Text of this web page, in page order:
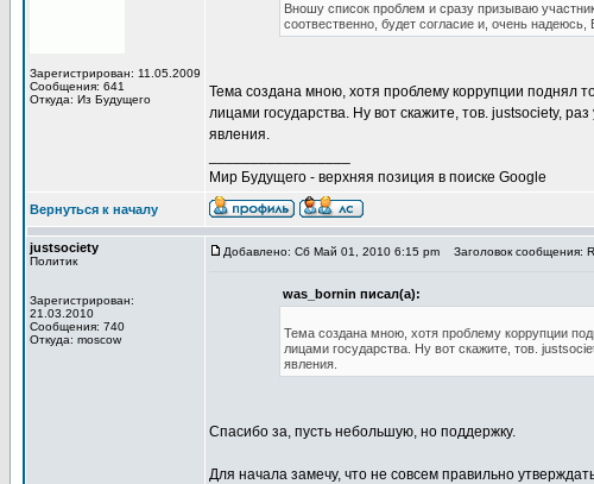
Зарегистрирован: 11.05.2009
Сообщения: 641
Откуда: Из Будущего
Вношу список проблем и сразу призываю
соотвественно, будет согласие и, очень
Тема создана мною, хотя проблему коррупции поднял
лицами государства. Ну вот скажите, тов. justsociety,
явления.
Мир Будущего - верхняя позиция в поиске Google
Вернуться к началу
justsociety
Политик
Зарегистрирован:
21.03.2010
Сообщения: 740
Откуда: moscow
Добавлено: Сб Май 01, 2010 6:15 pm Заголовок сообщения:
was_bornin писал(а):
Тема создана мною, хотя проблему коррупции
лицами государства. Ну вот скажите, тов.
явления.
Спасибо за, пусть небольшую, но поддержку.
Для начала замечу, что не совсем правильно